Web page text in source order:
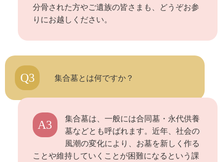
分骨された方やご遺族の皆さまも、どうぞお参
りにお越しください。
Q3 集合墓とは何ですか？
A3
集合墓は、一般には合同墓・永代供養
墓などとも呼ばれます。近年、社会の
風潮の変化により、お墓を新しく作る
ことや維持していくことが困難になるという課